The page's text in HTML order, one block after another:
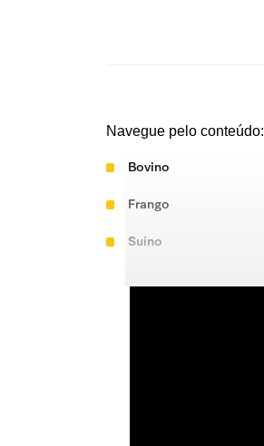
Navegue pelo conteúdo:
Bovino
Frango
Suíno